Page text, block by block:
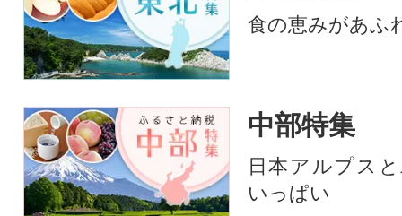
食の恵みがあふ
中部特集
日本アルプス
いっぱい